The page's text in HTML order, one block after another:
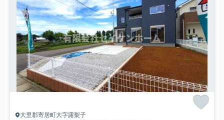
大里郡寄居町大字露梨子